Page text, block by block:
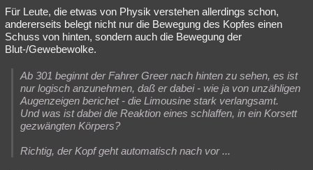
Für Leute, die etwas von Physik verstehen allerdings schon,
andererseits belegt nicht nur die Bewegung des Kopfes einen
Schuss von hinten, sondern auch die Bewegung der
Blut-/Gewebewolke.
Ab 301 beginnt der Fahrer Greer nach hinten zu sehen, es ist
nur logisch anzunehmen, daß er dabei - wie ja von unzähligen
Augenzeigen berichet - die Limousine stark verlangsamt.
Und was ist dabei die Reaktion eines schlaffen, in ein Korsett
gezwängten Körpers?
Richtig, der Kopf geht automatisch nach vor ...